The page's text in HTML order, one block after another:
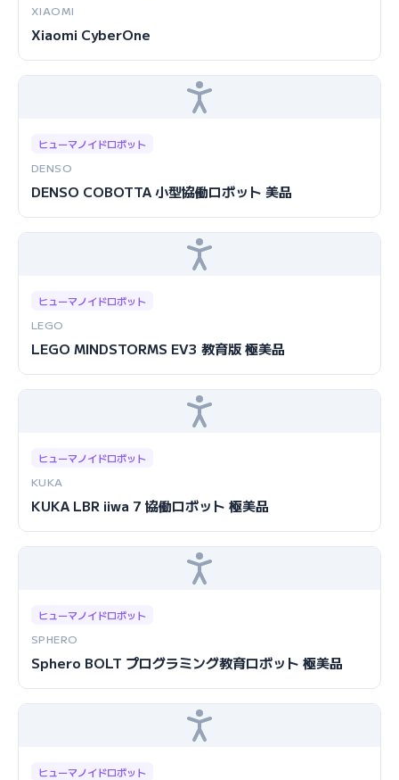
XIAOMI
Xiaomi CyberOne
ヒューマノイドロボット
DENSO
DENSO COBOTTA 小型協働ロボット 美品
ヒューマノイドロボット
LEGO
LEGO MINDSTORMS EV3 教育版 極美品
ヒューマノイドロボット
KUKA
KUKA LBR iiwa 7 協働ロボット 極美品
ヒューマノイドロボット
SPHERO
Sphero BOLT プログラミング教育ロボット 極美品
ヒューマノイドロボット